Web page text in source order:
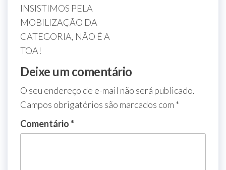
INSISTIMOS PELA
MOBILIZAÇÃO DA
CATEGORIA, NÃO É A
TOA!
Deixe um comentário
O seu endereço de e-mail não será publicado.
Campos obrigatórios são marcados com *
Comentário*